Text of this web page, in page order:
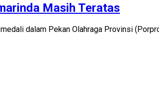
Masih Teratas
dalam Pekan Olahraga Provinsi